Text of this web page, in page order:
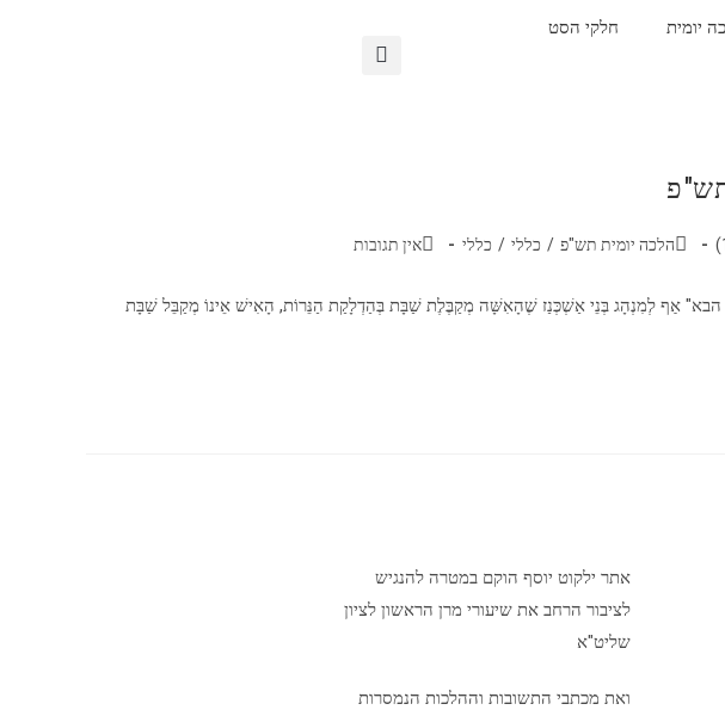
יומית חלקי הסט
הלכה יומית תש"פ / כללי / כללי אין תגובות
הבא" אַף לְמִנְהָג בְּנֵי אַשְׁכְּנַז שֶׁהָאִשָּׁה מְקַבֶּלֶת שַׁבָּת בְּהַדְלָקַת הַנֵּרוֹת, הָאִישׁ אֵינוֹ מְקַבֵּל שַׁבָּת
אתר ילקוט יוסף הוקם במטרה להנגיש
לציבור הרחב את שיעורי מרן הראשון לציון
שליט"א
ואת מכתבי התשובות וההלכות הנמסרות